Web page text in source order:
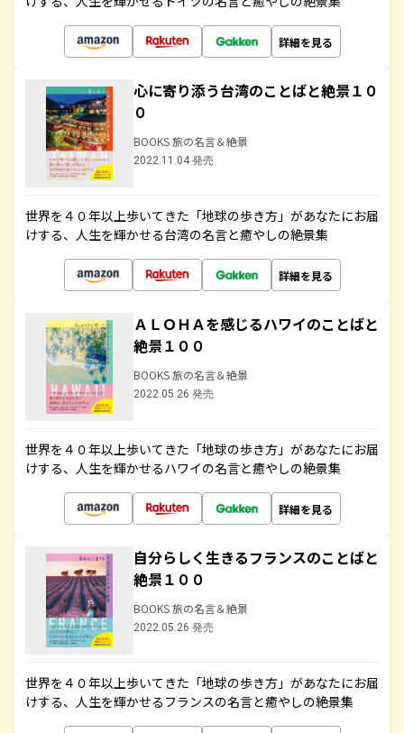
詳細を見る
心に寄り添う台湾のことばと絶景１０
０
BOOKS 旅の名言＆絶景
2022.11.04 発売
世界を４０年以上歩いてきた「地球の歩き方」があなたにお届
けする、人生を輝かせる台湾の名言と癒やしの絶景集
詳細を見る
ＡＬＯＨＡを感じるハワイのことばと
絶景１００
BOOKS 旅の名言＆絶景
2022.05.26 発売
世界を４０年以上歩いてきた「地球の歩き方」があなたにお届
けする、人生を輝かせるハワイの名言と癒やしの絶景集
詳細を見る
自分らしく生きるフランスのことばと
絶景１００
BOOKS 旅の名言＆絶景
2022.05.26 発売
世界を４０年以上歩いてきた「地球の歩き方」があなたにお届
けする、人生を輝かせるフランスの名言と癒やしの絶景集